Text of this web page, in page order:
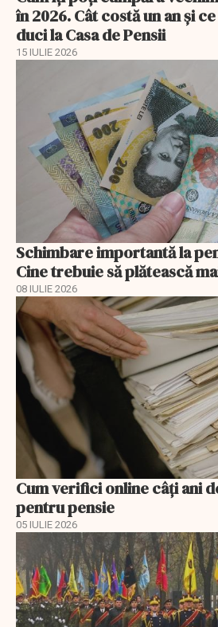
în 2026. Cât costă un an și
duci la Casa de Pensii
15 IULIE 2026
Schimbare importantă la
Cine trebuie să plătească
08 IULIE 2026
Cum verifici online câți ani
pentru pensie
05 IULIE 2026